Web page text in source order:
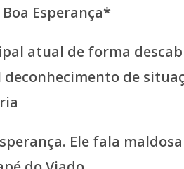
atual de forma
de
Ele fala